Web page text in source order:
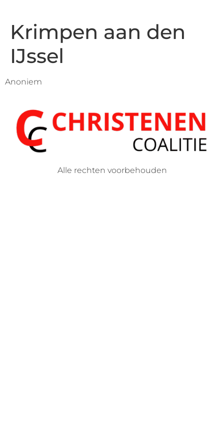
Krimpen aan den
IJssel
Anoniem
Alle rechten voorbehouden